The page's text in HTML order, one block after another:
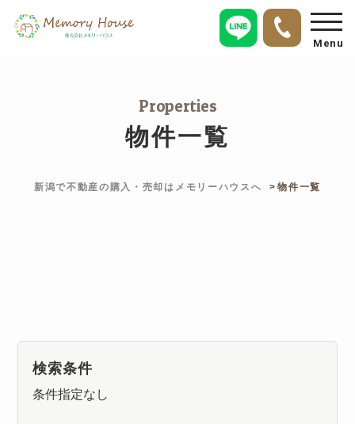
Menu
Properties
物件一覧
新潟で不動産の購入・売却はメモリーハウスへ 物件一覧
検索条件
条件指定なし